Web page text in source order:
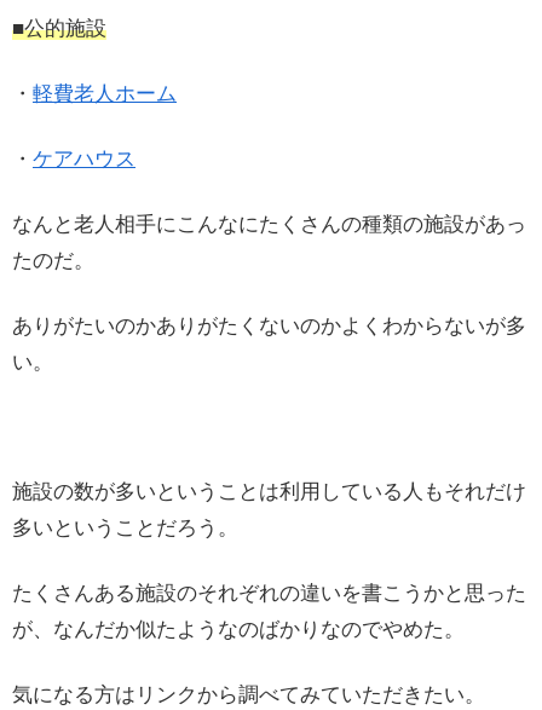
■公的施設
・ 軽費老人ホーム
・ ケアハウス
なんと老人相手にこんなにたくさんの種類の施設があっ
たのだ。
ありがたいのかありがたくないのかよくわからないが多
い。
施設の数が多いということは利用している人もそれだけ
多いということだろう。
たくさんある施設のそれぞれの違いを書こうかと思った
が、なんだか似たようなのばかりなのでやめた。
気になる方はリンクから調べてみていただきたい。